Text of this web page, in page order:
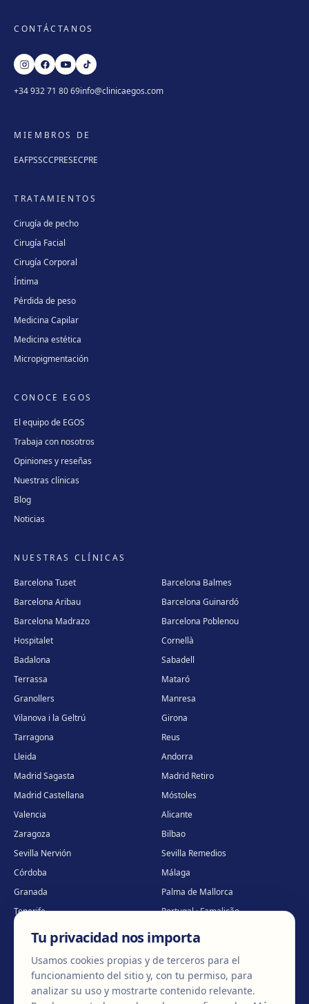
CONTÁCTANOS
+34 932 71 80 69info@clinicaegos.com
MIEMBROS DE
EAFPSSCCPRESECPRE
TRATAMIENTOS
Cirugía de pecho
Cirugía Facial
Cirugía Corporal
Íntima
Pérdida de peso
Medicina Capilar
Medicina estética
Micropigmentación
CONOCE EGOS
El equipo de EGOS
Trabaja con nosotros
Opiniones y reseñas
Nuestras clínicas
Blog
Noticias
NUESTRAS CLÍNICAS
Barcelona Tuset
Barcelona Balmes
Barcelona Aribau
Barcelona Guinardó
Barcelona Madrazo
Barcelona Poblenou
Hospitalet
Cornellà
Badalona
Sabadell
Terrassa
Mataró
Granollers
Manresa
Vilanova i la Geltrú
Girona
Tarragona
Reus
Lleida
Andorra
Madrid Sagasta
Madrid Retiro
Madrid Castellana
Móstoles
Valencia
Alicante
Zaragoza
Bilbao
Sevilla Nervión
Sevilla Remedios
Córdoba
Málaga
Granada
Palma de Mallorca
Tenerife
Portugal · Famalicão
Portugal · Guimarães
Clínica virtual
* Atención virtual
Tu privacidad nos importa
Usamos cookies propias y de terceros para el
funcionamiento del sitio y, con tu permiso, para
analizar su uso y mostrarte contenido relevante.